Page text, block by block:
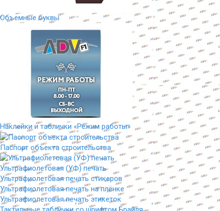
Объемные буквы
Наклейки и таблички «Режим работы»
Паспорт объекта строительства
Ультрафиолетовая (УФ) печать
Ультрафиолетовая печать стикеров
Ультрафиолетовая печать на плёнке
Ультрафиолетовая печать этикеток